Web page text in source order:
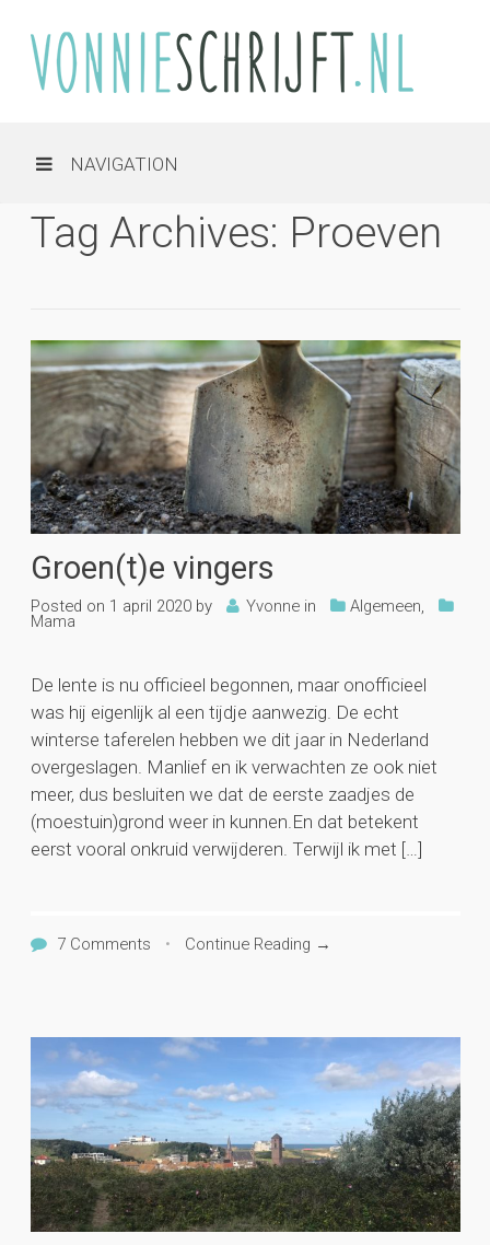
NAVIGATION
Tag Archives: Proeven
Groen(t)e vingers
Posted on 1 april 2020 by Yvonne in Algemeen,
Mama
De lente is nu officieel begonnen, maar onofficieel
was hij eigenlijk al een tijdje aanwezig. De echt
winterse taferelen hebben we dit jaar in Nederland
overgeslagen. Manlief en ik verwachten ze ook niet
meer, dus besluiten we dat de eerste zaadjes de
(moestuin)grond weer in kunnen.En dat betekent
eerst vooral onkruid verwijderen. Terwijl ik met […]
7 Comments • Continue Reading →